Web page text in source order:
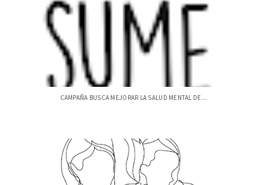
CAMPAÑA BUSCA MEJORAR LA SALUD MENTAL DE...